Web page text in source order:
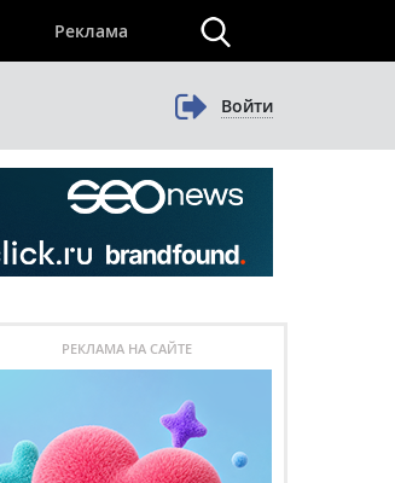
Реклама
Войти
РЕКЛАМА НА САЙТЕ